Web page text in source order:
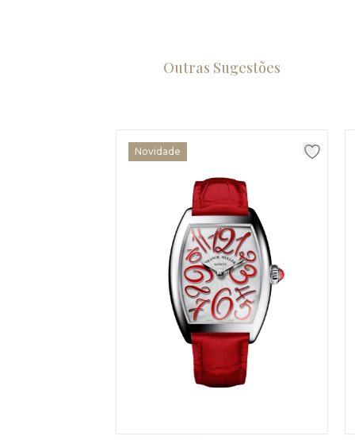
Outras Sugestões
Novidade